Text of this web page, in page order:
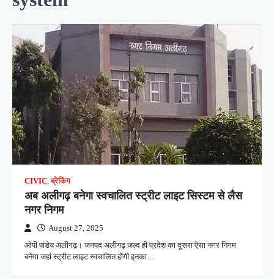
CIVIC ,ब्रेकिंग
अब अलीगढ़ बनेगा स्वचालित स्ट्रीट लाइट सिस्टम से लैस
नगर निगम
August 27, 2025
ओपी पांडेय अलीगढ़। जनपद अलीगढ़ जल्द ही प्रदेश का दूसरा ऐसा नगर निगम
बनेगा जहां स्ट्रीट लाइट स्वचालित होंगी इनका…